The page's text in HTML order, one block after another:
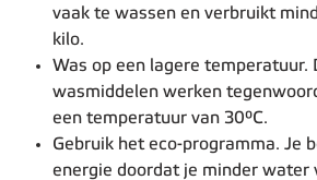
vaak te wassen en verbruikt
kilo.
Was op een lagere temperatuur.
wasmiddelen werken
een temperatuur van 30°C.
Gebruik het eco-programma. Je
energie doordat je minder water